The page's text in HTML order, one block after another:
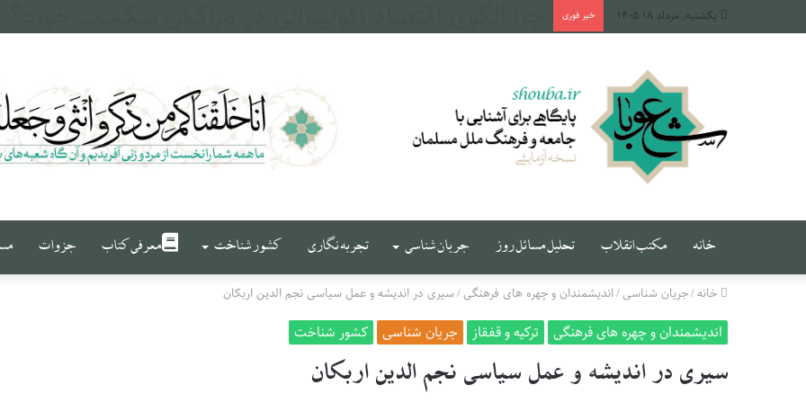
یکشنبه, مرداد ۱۸ ۱۴۰۵ خبر فوری
خانه مکتب انقلاب تحلیل مسائل روز جریان شناسی تجربه نگاری کشور شناخت معرفی کتاب جزوات
خانه/جریان شناسی/اندیشمندان و چهره های فرهنگی/سیری در اندیشه و عمل سیاسی نجم الدین اربکان
اندیشمندان و چهره های فرهنگی ترکیه و قفقاز جریان شناسی کشور شناخت
سیری در اندیشه و عمل سیاسی نجم الدین اربکان